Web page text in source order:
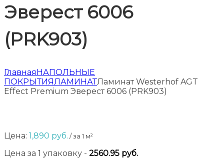
Эверест 6006
(PRK903)
ГлавнаяНАПОЛЬНЫЕ
ПОКРЫТИЯЛАМИНАТЛаминат Westerhof AGT
Effect Premium Эверест 6006 (PRK903)
Цена: 1,890 руб. / за 1 м²
Цена за 1 упаковку - 2560.95 руб.